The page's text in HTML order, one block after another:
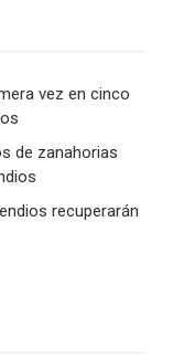
vez en cinco
de zanahorias
recuperarán